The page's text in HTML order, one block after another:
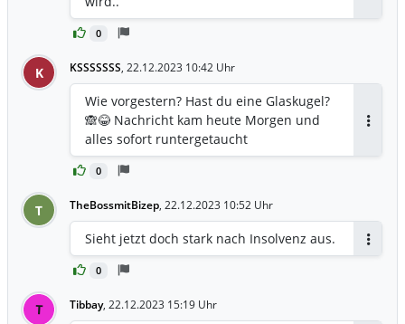
0
K KSSSSSSS, 22.12.2023 10:42 Uhr
0
Wie vorgestern? Hast du eine Glaskugel?
🙈😂 Nachricht kam heute Morgen und
alles sofort runtergetaucht
T TheBossmitBizep, 22.12.2023 10:52 Uhr
0
Sieht jetzt doch stark nach Insolvenz aus.
T Tibbay, 22.12.2023 15:19 Uhr